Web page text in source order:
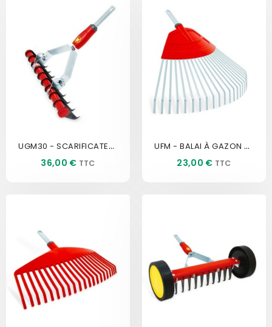
UGM30 - SCARIFICATEUR 30 CM...
Prix
36,00 €
UFM - BALAI À GAZON À DENTS...
Prix
23,00 €